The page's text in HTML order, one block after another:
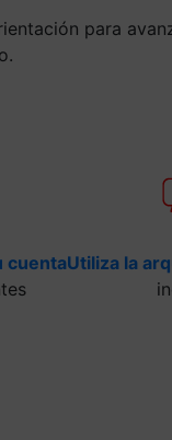
para
cuentaUtiliza la